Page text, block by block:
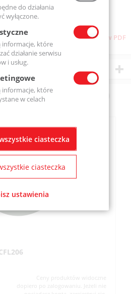
Pobierz stronę w PDF
Ceny produktów widoczne
dopiero po zalogowaniu. Jeżeli nie
do działania
wyłączone.
informacje, które
działanie serwisu
i usług.
informacje, które
w celach
ciasteczka
ciasteczka
ustawienia